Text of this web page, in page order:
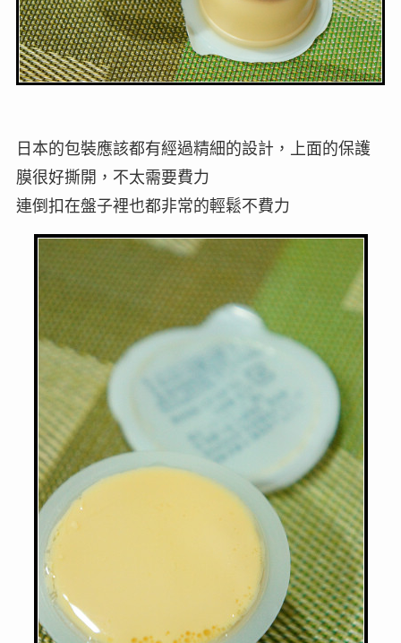
日本的包裝應該都有經過精細的設計，上面的保護
膜很好撕開，不太需要費力
連倒扣在盤子裡也都非常的輕鬆不費力